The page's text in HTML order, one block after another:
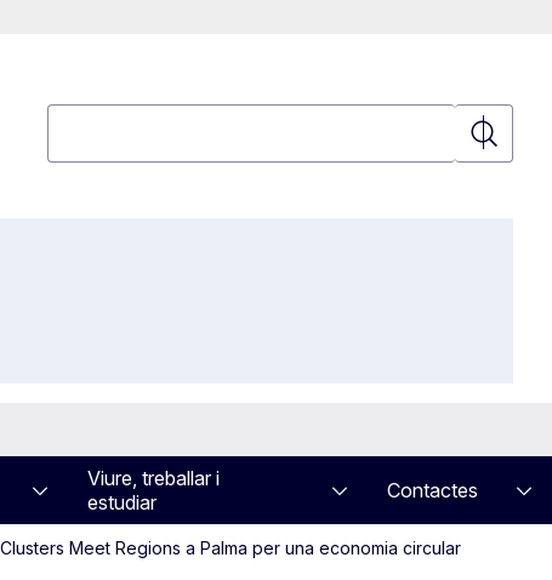
Cerca
Viure, treballar i
estudiar
Contactes
Meet Regions a Palma per una economia circular